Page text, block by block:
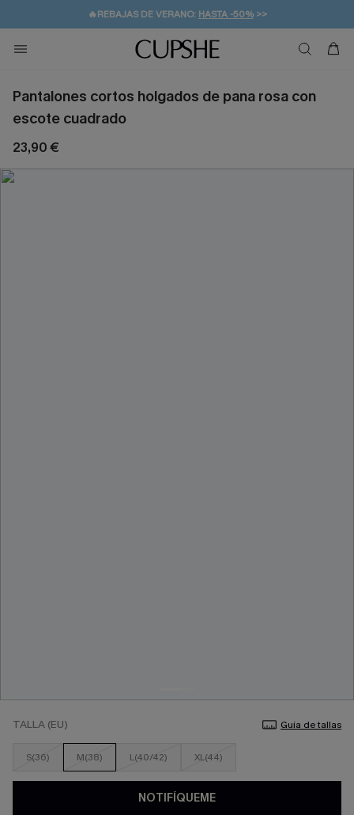
👒PROMOCIÓN DE VERANO:-10% EN 2 VESTIDOS
💌¡SUSCRIBIRSE & GANAR -10% EXTRA!
🚚ENVÍO GRATUITO A PARTIR DE 49 € >>
Pantalones cortos holgados de pana rosa con
escote cuadrado
23,90 €
TALLA (EU) Guía de tallas
S(36) M(38) L(40/42) XL(44)
NOTIFÍQUEME